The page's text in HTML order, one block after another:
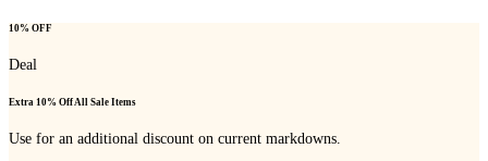
10% OFF
Deal
Extra 10% Off All Sale Items
Use for an additional discount on current markdowns.